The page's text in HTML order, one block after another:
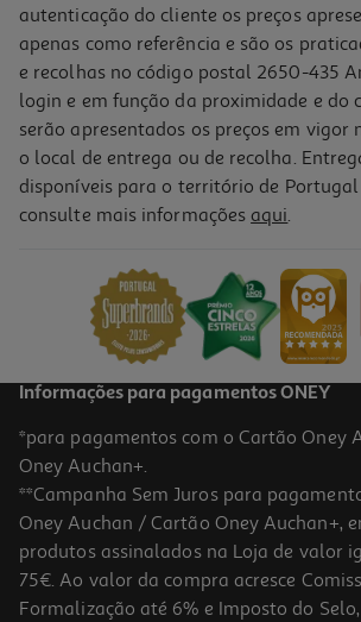
autenticação do cliente os preços
apenas como referência e são os
e recolhas no código postal 2650-435
login e em função da proximidade e do
serão apresentados os preços em vigor
o local de entrega ou de recolha.
disponíveis para o território de
consulte mais informações aqui.
Informações para pagamentos ONEY
*para pagamentos com o Cartão Oney
Oney Auchan+.
**Campanha Sem Juros para
Oney Auchan / Cartão Oney Auchan+,
produtos assinalados na Loja de valor
75€. Ao valor da compra acresce
Formalização até 6% e Imposto do